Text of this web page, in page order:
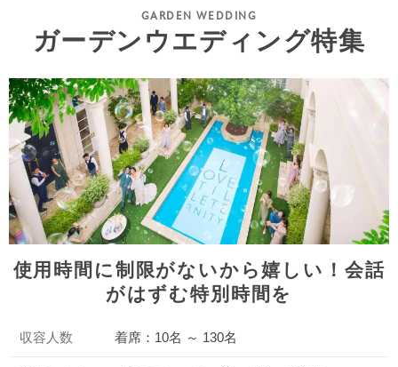
ガーデンウエディング特集
使用時間に制限がないから嬉しい！会話
がはずむ特別時間を
収容人数 着席：10名 ～ 130名